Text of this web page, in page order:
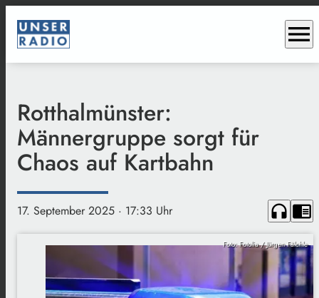
menu
Rotthalmünster:
Männergruppe sorgt für
Chaos auf Kartbahn
17. September 2025 · 17:33 Uhr headphones chrome_reader_mode
Foto: Fotolia / Jürgen Fälchle